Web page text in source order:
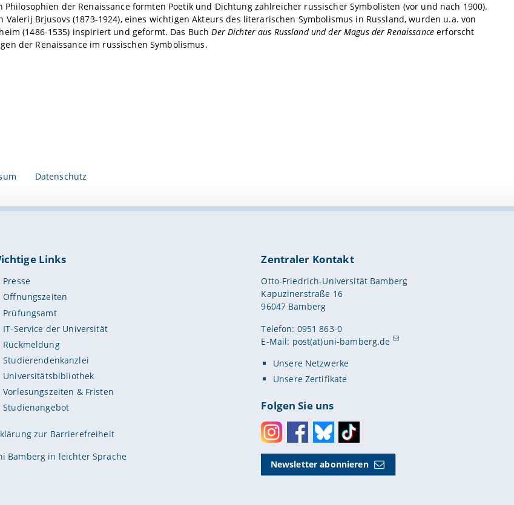
Philosophien der Renaissance formten Poetik und Dichtung zahlreicher russischer Symbolisten (vor und nach 1900).
Valerij Brjusovs (1873-1924), eines wichtigen Akteurs des literarischen Symbolismus in Russland, wurden u.a. von
(1486-1535) inspiriert und geformt. Das BuchDer Dichter aus Russland und der Magus der Renaissanceerforscht
der Renaissance im russischen Symbolismus.
Datenschutz
Links
Presse
Öffnungszeiten
Prüfungsamt
IT-Service der Universität
Rückmeldung
Studierendenkanzlei
Universitätsbibliothek
Vorlesungszeiten & Fristen
Studienangebot
zur Barrierefreiheit
Bamberg in leichter Sprache
Zentraler Kontakt
Otto-Friedrich-Universität Bamberg
Kapuzinerstraße 16
96047 Bamberg
Telefon: 0951 863-0
E-Mail: post(at)uni-bamberg.de
Unsere Netzwerke
Unsere Zertifikate
Folgen Sie uns
InstagramFacebookBlueskyToktok
Newsletter abonnieren